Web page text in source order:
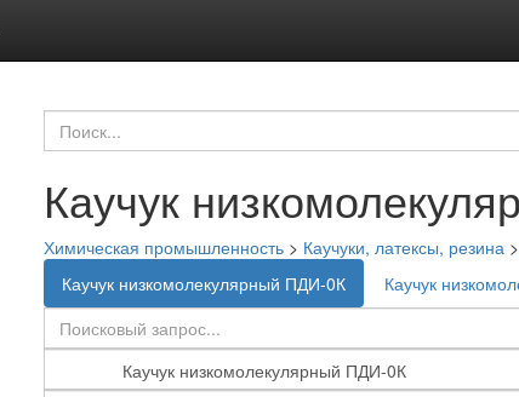
Каучук
Химическая промышленность > Каучуки, латексы, резина >
Каучук низкомолекулярный ПДИ-0К
Каучук